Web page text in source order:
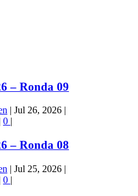
– Ronda 09
| Jul 26, 2026|
0 |
– Ronda 08
| Jul 25, 2026|
0 |